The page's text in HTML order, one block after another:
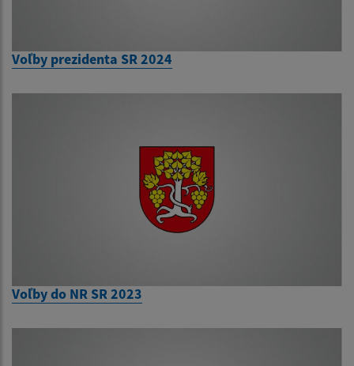
Voľby prezidenta SR 2024
Voľby do NR SR 2023